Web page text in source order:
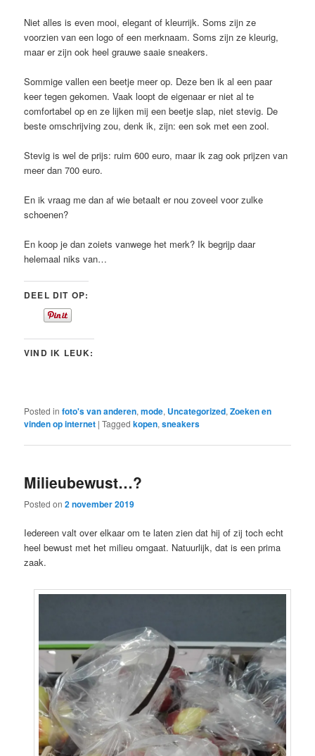
Niet alles is even mooi, elegant of kleurrijk. Soms zijn ze
voorzien van een logo of een merknaam. Soms zijn ze kleurig,
maar er zijn ook heel grauwe saaie sneakers.
Sommige vallen een beetje meer op. Deze ben ik al een paar
keer tegen gekomen. Vaak loopt de eigenaar er niet al te
comfortabel op en ze lijken mij een beetje slap, niet stevig. De
beste omschrijving zou, denk ik, zijn: een sok met een zool.
Stevig is wel de prijs: ruim 600 euro, maar ik zag ook prijzen van
meer dan 700 euro.
En ik vraag me dan af wie betaalt er nou zoveel voor zulke
schoenen?
En koop je dan zoiets vanwege het merk? Ik begrijp daar
helemaal niks van…
DEEL DIT OP:
VIND IK LEUK:
Posted in foto's van anderen,mode, Uncategorized,Zoeken en
vinden op internet |Tagged kopen,sneakers
Milieubewust…?
Posted on2 november 2019
Iedereen valt over elkaar om te laten zien dat hij of zij toch echt
heel bewust met het milieu omgaat. Natuurlijk, dat is een prima
zaak.